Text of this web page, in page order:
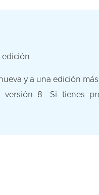
y a una edición
8. Si tienes